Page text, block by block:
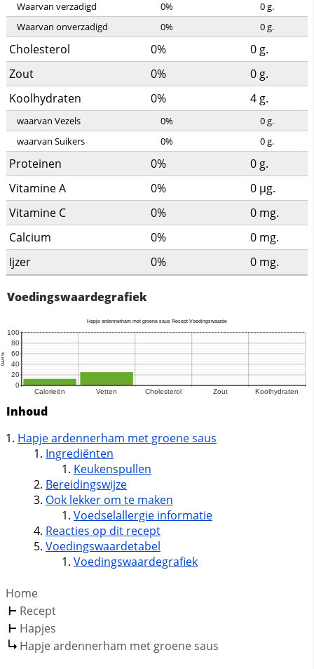
Waarvan verzadigd 0% 0g.
Waarvan onverzadigd
0% 0g.
Cholesterol 0% 0 g.
Zout
0% 0 g.
Koolhydraten
0% 4 g.
waarvan Vezels 0% 0g.
waarvan Suikers
0% 0g.
Proteinen 0% 0 g.
Vitamine A
0% 0 µg.
Vitamine C
0% 0 mg.
Calcium
0% 0 mg.
Ijzer
0% 0 mg.
Voedingswaardegrafiek
Inhoud
Hapje ardennerham met groene saus
Ingrediënten
Keukenspullen
Bereidingswijze
Ook lekker om te maken
Voedselallergie informatie
Reacties op dit recept
Voedingswaardetabel
Voedingswaardegrafiek
Home
Recept
Hapjes
Hapje ardennerham met groene saus